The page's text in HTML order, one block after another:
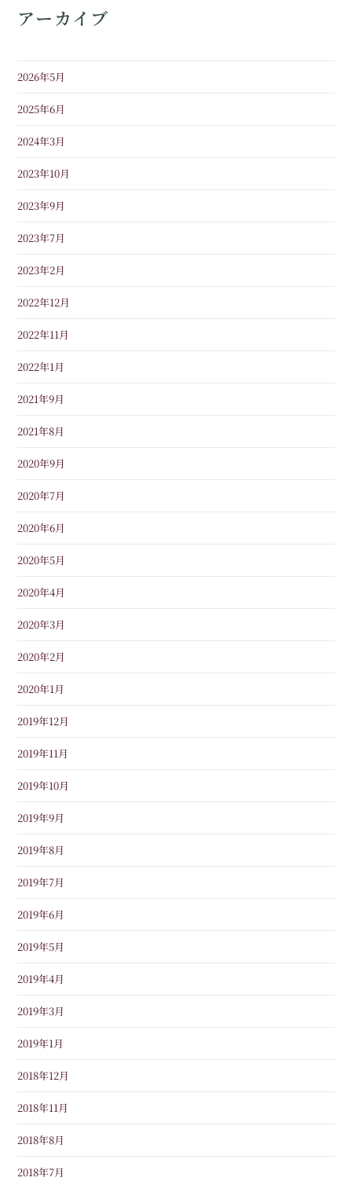
アーカイブ
2026年5月
2025年6月
2024年3月
2023年10月
2023年9月
2023年7月
2023年2月
2022年12月
2022年11月
2022年1月
2021年9月
2021年8月
2020年9月
2020年7月
2020年6月
2020年5月
2020年4月
2020年3月
2020年2月
2020年1月
2019年12月
2019年11月
2019年10月
2019年9月
2019年8月
2019年7月
2019年6月
2019年5月
2019年4月
2019年3月
2019年1月
2018年12月
2018年11月
2018年8月
2018年7月